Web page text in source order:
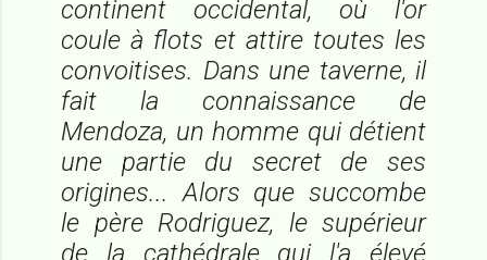
continent occidental, où l'or
coule à flots et attire toutes les
convoitises. Dans une taverne, il
fait la connaissance de
Mendoza, un homme qui détient
une partie du secret de ses
origines... Alors que succombe
le père Rodriguez, le supérieur
de la cathédrale qui l'a élevé